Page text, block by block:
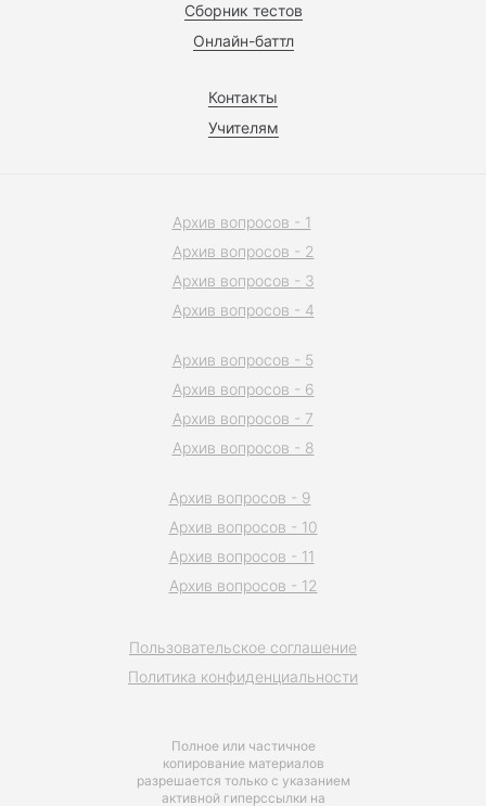
Сборник тестов
Онлайн-баттл
Контакты
Учителям
Полное или частичное
копирование материалов
разрешается только с указанием
активной гиперссылки на
Пользовательское соглашение
Политика конфиденциальности
Архив вопросов - 1
Архив вопросов - 2
Архив вопросов - 3
Архив вопросов - 4
Архив вопросов - 5
Архив вопросов - 6
Архив вопросов - 7
Архив вопросов - 8
Архив вопросов - 9
Архив вопросов - 10
Архив вопросов - 11
Архив вопросов - 12